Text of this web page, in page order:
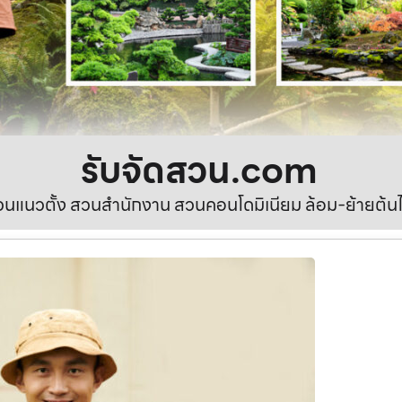
รับจัดสวน.com
แนวตั้ง สวนสำนักงาน สวนคอนโดมิเนียม ล้อม-ย้ายต้น